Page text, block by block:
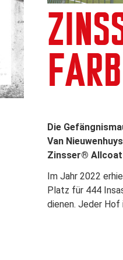
Die
Van
Zinsser® Allcoat
Im Jahr 2022
Platz für 444
dienen. Jeder